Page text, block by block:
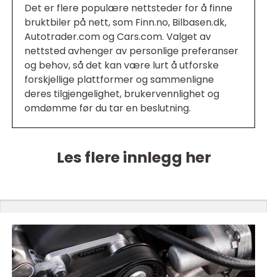
Det er flere populære nettsteder for å finne
bruktbiler på nett, som Finn.no, Bilbasen.dk,
Autotrader.com og Cars.com. Valget av
nettsted avhenger av personlige preferanser
og behov, så det kan være lurt å utforske
forskjellige plattformer og sammenligne
deres tilgjengelighet, brukervennlighet og
omdømme før du tar en beslutning.
Les flere innlegg her